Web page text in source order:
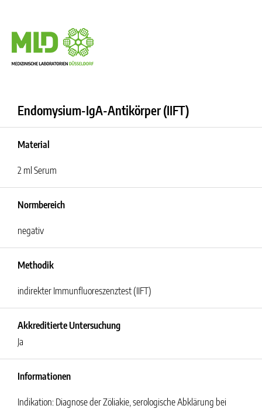
Endomysium-IgA-Antikörper (IIFT)
Material
2 ml Serum
Normbereich
negativ
Methodik
indirekter Immunfluoreszenztest (IIFT)
Akkreditierte Untersuchung
Ja
Informationen
Indikation: Diagnose der Zöliakie, serologische Abklärung bei